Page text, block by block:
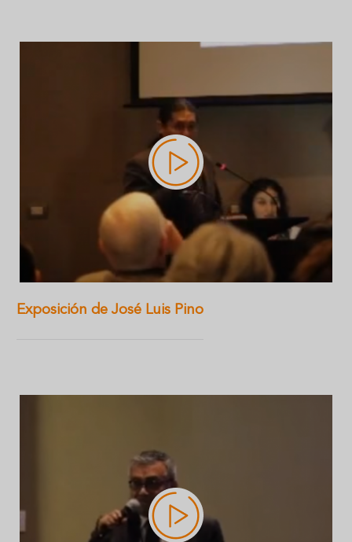
Exposición de José Luis Pino